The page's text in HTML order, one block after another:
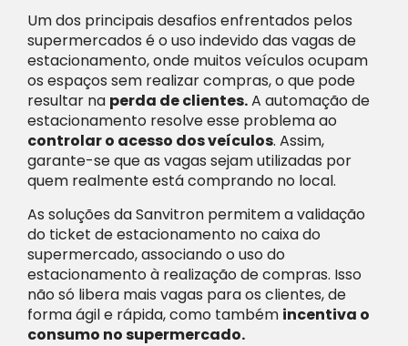
Um dos principais desafios enfrentados pelos
supermercados é o uso indevido das vagas de
estacionamento, onde muitos veículos ocupam
os espaços sem realizar compras, o que pode
resultar na perda de clientes.A automação de
estacionamento resolve esse problema ao
controlar o acesso dos veículos. Assim,
garante-se que as vagas sejam utilizadas por
quem realmente está comprando no local.
As soluções da Sanvitron permitem a validação
do ticket de estacionamento no caixa do
supermercado, associando o uso do
estacionamento à realização de compras. Isso
não só libera mais vagas para os clientes, de
forma ágil e rápida, como também incentiva o
consumo no supermercado.